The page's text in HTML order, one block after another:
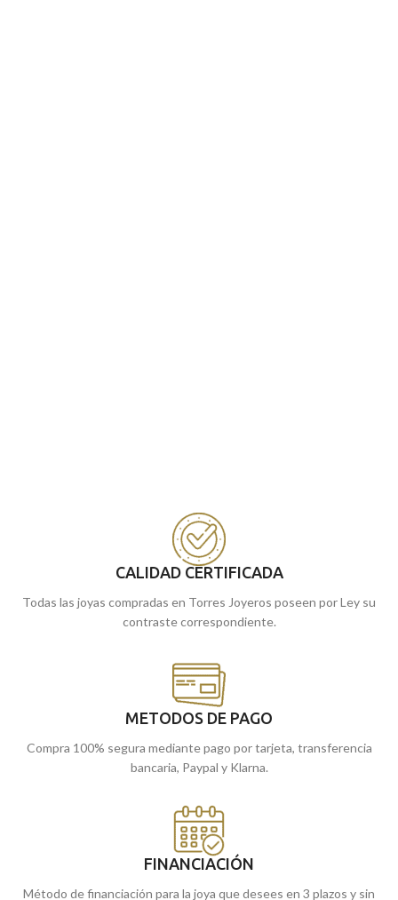
CALIDAD CERTIFICADA
Todas las joyas compradas en Torres Joyeros poseen por Ley su
contraste correspondiente.
METODOS DE PAGO
Compra 100% segura mediante pago por tarjeta, transferencia
bancaria, Paypal y Klarna.
FINANCIACIÓN
Método de financiación para la joya que desees en 3 plazos y sin